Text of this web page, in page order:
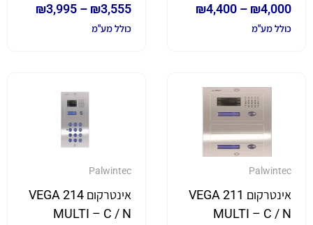
₪4,000
–
₪4,400
כולל מע"מ
₪3,555
–
₪3,995
כולל מע"מ
Palwintec
אינטרקום VEGA 211
MULTI – C / N
Palwintec
אינטרקום VEGA 214
MULTI – C / N